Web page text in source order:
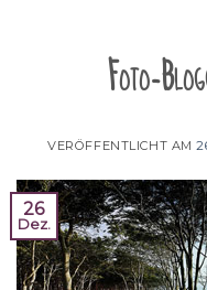
Foto-
VERÖFFENTLICHT AM
26
Dez.